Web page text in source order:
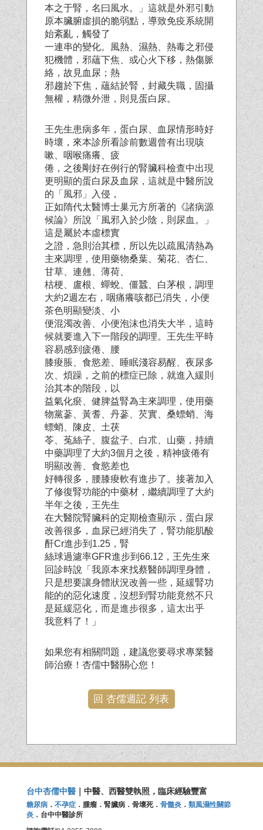
本之于腎，名曰風水。」這就是外邪引動
原本臟腑虛損的脆弱點，導致免疫系統開
始紊亂，觸發了
一連串的變化。風熱、濕熱、熱毒之邪侵
犯機體，邪蘊下焦、或心火下移，熱傷脈
絡，故見血尿；熱
邪趨於下焦，蘊結於腎，封藏失職，固攝
無權，精微外泄，則見蛋白尿。
王先生患病多年，蛋白尿、血尿情形時好
時壞，來本診所看診前數週曾有出現咳
嗽、咽喉痛癢、疲
倦，之後剛好在例行的腎臟科檢查中出現
更明顯的蛋白尿及血尿，這就是中醫所說
的「風邪」入侵，
正如隋代太醫博士巢元方所著的《諸病源
候論》所說「風邪入於少陰，則尿血。」
這是屬於本虛標實
之證，急則治其標，所以先以疏風清熱為
主來調理，使用藥物桑葉、菊花、杏仁、
甘草、連翹、薄荷、
桔梗、盧根、蟬蛻、僵蠶、白茅根，調理
大約2週左右，咽痛癢咳都已消失，小便
茶色明顯變淡、小
便混濁改善、小便泡沫也消失大半，這時
候就要進入下一階段的調理。王先生平時
容易感到疲倦、腰
膝痠脹、食慾差、睡眠淺容易醒、夜尿多
次、煩躁，之前的標症已除，就進入緩則
治其本的階段，以
益氣化瘀、健脾益腎為主來調理，使用藥
物黨蔘、黃耆、丹蔘、芡實、桑螵蛸、海
螵蛸、陳皮、土茯
苓、菟絲子、腹盆子、白朮、山藥，持續
中藥調理了大約3個月之後，精神疲倦有
明顯改善、食慾差也
好轉很多，腰膝痠軟有進步了。接著加入
了修復腎功能的中藥材，繼續調理了大約
半年之後，王先生
在大醫院腎臟科的定期檢查顯示，蛋白尿
改善很多，血尿已經消失了，腎功能肌酸
酐Cr進步到1.25，腎
絲球過濾率GFR進步到66.12，王先生來
回診時說「我原本來找蔡醫師調理身體，
只是想要讓身體狀況改善一些，延緩腎功
能的的惡化速度，沒想到腎功能竟然不只
是延緩惡化，而是進步很多，這太出乎
我意料了！」
如果您有相關問題，建議您要尋求專業醫
師治療！杏儒中醫關心您！
回 杏儒週記 列表
台中杏儒中醫｜中醫、西醫雙執照，臨床經驗豐富
糖尿病． 不孕症．腫瘤．腎臟病．骨壞死． 骨髓炎． 類風濕性關節
炎．台中中醫診所